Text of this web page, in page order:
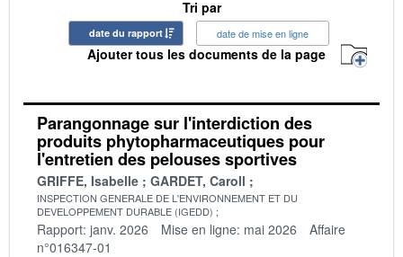
Tri par
date du rapport date de mise en ligne
Ajouter tous les documents de la page
Parangonnage sur l'interdiction des
produits phytopharmaceutiques pour
l'entretien des pelouses sportives
GRIFFE, Isabelle GARDET, Caroll
INSPECTION GENERALE DE L'ENVIRONNEMENT ET DU
DEVELOPPEMENT DURABLE (IGEDD)
Rapport: janv. 2026 Mise en ligne: mai 2026
Affaire
n°016347-01